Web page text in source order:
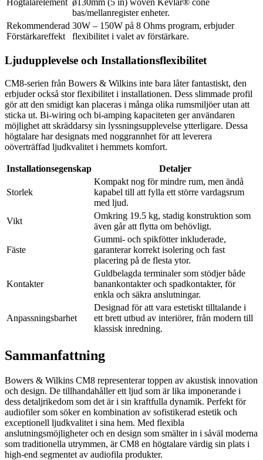
bas/mellanregister enheter.
Rekommenderad
Förstärkareffekt
30W – 150W på 8 Ohms program, erbjuder
flexibilitet i valet av förstärkare.
Ljudupplevelse och Installationsflexibilitet
CM8-serien från Bowers & Wilkins inte bara låter fantastiskt, den
erbjuder också stor flexibilitet i installationen. Dess slimmade profil
gör att den smidigt kan placeras i många olika rumsmiljöer utan att
sticka ut. Bi-wiring och bi-amping kapaciteten ger användaren
möjlighet att skräddarsy sin lyssningsupplevelse ytterligare. Dessa
högtalare har designats med noggrannhet för att leverera
oöverträffad ljudkvalitet i hemmets komfort.
Installationsegenskap Detaljer
Storlek
Kompakt nog för mindre rum, men ändå
kapabel till att fylla ett större vardagsrum
med ljud.
Vikt
Omkring 19.5 kg, stadig konstruktion som
även går att flytta om behövligt.
Fäste
Gummi- och spikfötter inkluderade,
garanterar korrekt isolering och fast
placering på de flesta ytor.
Kontakter
Guldbelagda terminaler som stödjer både
banankontakter och spadkontakter, för
enkla och säkra anslutningar.
Anpassningsbarhet
Designad för att vara estetiskt tilltalande i
ett brett utbud av interiörer, från modern till
klassisk inredning.
Sammanfattning
Bowers & Wilkins CM8 representerar toppen av akustisk innovation
och design. De tillhandahåller ett ljud som är lika imponerande i
dess detaljrikedom som det är i sin kraftfulla dynamik. Perfekt för
audiofiler som söker en kombination av sofistikerad estetik och
exceptionell ljudkvalitet i sina hem. Med flexibla
anslutningsmöjligheter och en design som smälter in i såväl moderna
som traditionella utrymmen, är CM8 en högtalare värdig sin plats i
high-end segmentet av audiofila produkter.